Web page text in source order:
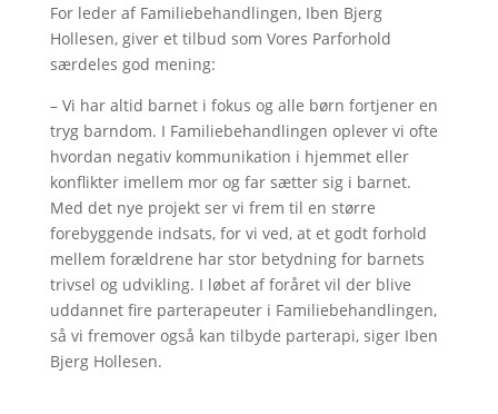
For leder af Familiebehandlingen, Iben Bjerg
Hollesen, giver et tilbud som Vores Parforhold
særdeles god mening:
– Vi har altid barnet i fokus og alle børn fortjener en
tryg barndom. I Familiebehandlingen oplever vi ofte
hvordan negativ kommunikation i hjemmet eller
konflikter imellem mor og far sætter sig i barnet.
Med det nye projekt ser vi frem til en større
forebyggende indsats, for vi ved, at et godt forhold
mellem forældrene har stor betydning for barnets
trivsel og udvikling. I løbet af foråret vil der blive
uddannet fire parterapeuter i Familiebehandlingen,
så vi fremover også kan tilbyde parterapi, siger Iben
Bjerg Hollesen.